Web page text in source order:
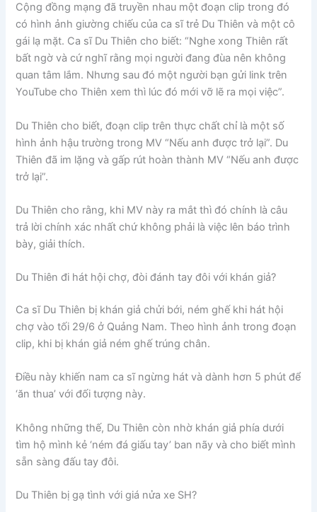
Cộng đồng mạng đã truyền nhau một đoạn clip trong đó
có hình ảnh giường chiếu của ca sĩ trẻ Du Thiên và một cô
gái lạ mặt. Ca sĩ Du Thiên cho biết: “Nghe xong Thiên rất
bất ngờ và cứ nghĩ rằng mọi người đang đùa nên không
quan tâm lắm. Nhưng sau đó một người bạn gửi link trên
YouTube cho Thiên xem thì lúc đó mới vỡ lẽ ra mọi việc”.
Du Thiên cho biết, đoạn clip trên thực chất chỉ là một số
hình ảnh hậu trường trong MV “Nếu anh được trở lại”. Du
Thiên đã im lặng và gấp rút hoàn thành MV “Nếu anh được
trở lại”.
Du Thiên cho rằng, khi MV này ra mắt thì đó chính là câu
trả lời chính xác nhất chứ không phải là việc lên báo trình
bày, giải thích.
Du Thiên đi hát hội chợ, đòi đánh tay đôi với khán giả?
Ca sĩ Du Thiên bị khán giả chửi bới, ném ghế khi hát hội
chợ vào tối 29/6 ở Quảng Nam. Theo hình ảnh trong đoạn
clip, khi bị khán giả ném ghế trúng chân.
Điều này khiến nam ca sĩ ngừng hát và dành hơn 5 phút để
‘ăn thua’ với đối tượng này.
Không những thế, Du Thiên còn nhờ khán giả phía dưới
tìm hộ mình kẻ ‘ném đá giấu tay’ ban nãy và cho biết mình
sẵn sàng đấu tay đôi.
Du Thiên bị gạ tình với giá nửa xe SH?